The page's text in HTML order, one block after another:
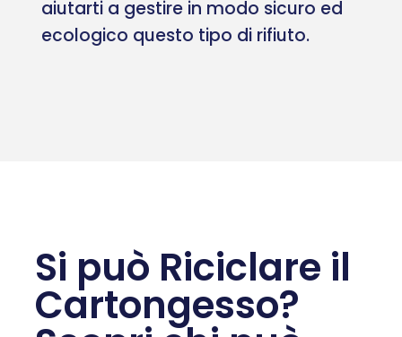
aiutarti a gestire in modo sicuro ed
ecologico questo tipo di rifiuto.
Si può Riciclare il
Cartongesso?